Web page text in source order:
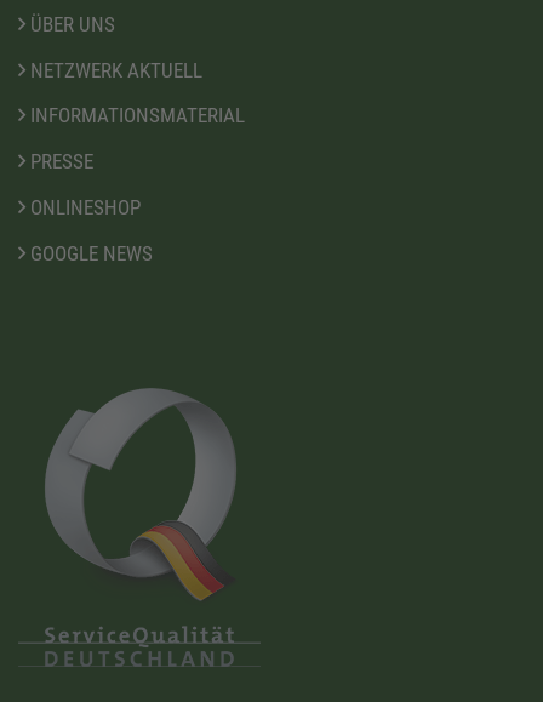
ÜBER UNS
NETZWERK AKTUELL
INFORMATIONSMATERIAL
PRESSE
ONLINESHOP
GOOGLE NEWS